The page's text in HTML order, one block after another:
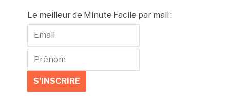
Le meilleur de Minute Facile par mail :